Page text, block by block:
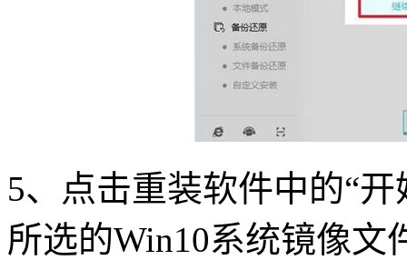
5、点击重装软件中的“开
所选的Win10系统镜像文